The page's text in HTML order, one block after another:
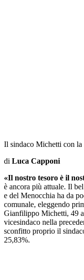
Il sindaco Michetti con la
di Luca Capponi
«Il nostro tesoro è il
è ancora più attuale. Il
e del Menocchia ha da
comunale, eleggendo
Gianfilippo Michetti, 49
vicesindaco nella
sconfitto proprio il
25,83%.